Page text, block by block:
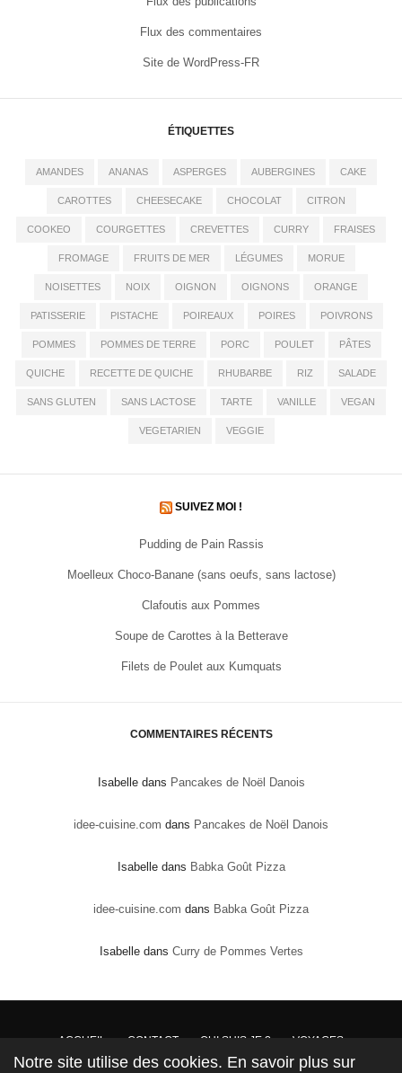
Flux des commentaires
Site de WordPress-FR
ÉTIQUETTES
AMANDES ANANAS ASPERGES AUBERGINES CAKE
CAROTTES CHEESECAKE CHOCOLAT CITRON
COOKEO COURGETTES CREVETTES CURRY FRAISES
FROMAGE FRUITS DE MER LÉGUMES MORUE
NOISETTES NOIX OIGNON OIGNONS ORANGE
PATISSERIE PISTACHE POIREAUX POIRES POIVRONS
POMMES POMMES DE TERRE PORC POULET PÂTES
QUICHE RECETTE DE QUICHE RHUBARBE RIZ SALADE
SANS GLUTEN SANS LACTOSE TARTE VANILLE VEGAN
VEGETARIEN VEGGIE
SUIVEZ MOI !
Pudding de Pain Rassis
Moelleux Choco-Banane (sans oeufs, sans lactose)
Clafoutis aux Pommes
Soupe de Carottes à la Betterave
Filets de Poulet aux Kumquats
COMMENTAIRES RÉCENTS
Isabelledans Pancakes de Noël Danois
idee-cuisine.com dans Pancakes de Noël Danois
Isabelledans Babka Goût Pizza
idee-cuisine.com dans Babka Goût Pizza
Isabelledans Curry de Pommes Vertes
ACCUEIL CONTACT QUI SUIS JE ? VOYAGES
DROITS DE PROPRIÉTÉ : Conformément à la loi, les textes, recettes et photos sont la
Notre site utilise des cookies. En savoir plus sur